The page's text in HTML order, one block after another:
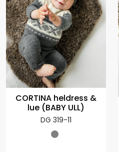
CORTINA heldress &
lue (BABY ULL)
DG 319-11